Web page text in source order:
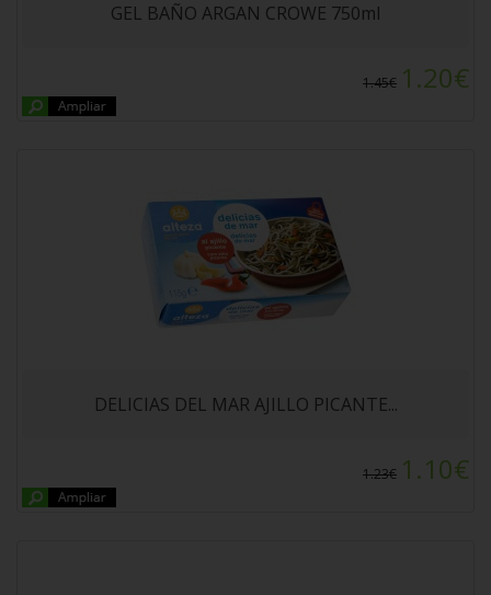
GEL BAÑO ARGAN CROWE 750ml
1.45€ 1.20€
DELICIAS DEL MAR AJILLO PICANTE...
1.23€ 1.10€